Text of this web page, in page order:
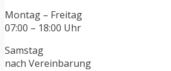
Montag – Freitag
07:00 – 18:00 Uhr
Samstag
nach Vereinbarung